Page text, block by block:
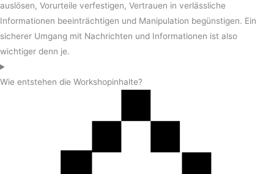
auslösen, Vorurteile verfestigen, Vertrauen in verlässliche
Informationen beeinträchtigen und Manipulation begünstigen. Ein
sicherer Umgang mit Nachrichten und Informationen ist also
wichtiger denn je.
Wie entstehen die Workshopinhalte?